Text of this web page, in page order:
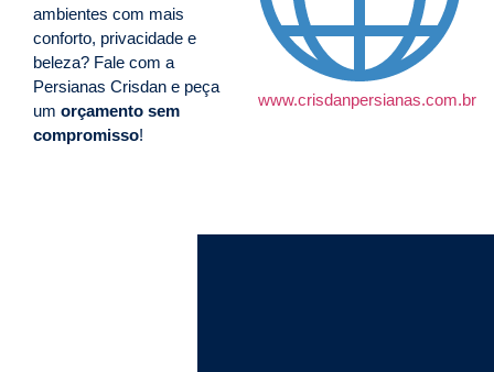
ambientes com mais
conforto, privacidade e
beleza? Fale com a
Persianas Crisdan e peça
um orçamento sem
compromisso!
www.crisdanpersianas.com.br